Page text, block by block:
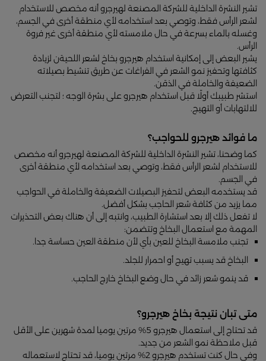
تشير النشرة الداخلية للشركة المصنعة لهيرجرو أنه مخصص للاستخدام
لشعر الرأس فقط، وتوصي بعد استخدامه لأي منطقة أخرى في الجسم،
وغسله بالماء بسرعة في حال ملامسته لأي منطقة أخرى غير فروة
الرأس.
يشير البعض إلى إمكانية استخدام هيرجرو بخاخ لشعر اللحيةن لزيادة
كثافتها وتحفيز نمو الشعر في الفراغات عن طريق تنشيط بصيلاته
الضعيفة والخاملة في الذقن.
استشر طبيبك أولًا قبل استخدام هيرجرو على بشرة الوجه ؛ لتجنب التعرض
للالتهابات أو التهيج.
ما فوائد هيرجرو للحواجب؟
كما وضحنا، تشير النشرة الداخلية للشركة المصنعة لهيرجرو أنه مخصص
للاستخدام لشعر الرأس فقط، وتوصي بعد استخدامه لأي منطقة أخرى
في الجسم.
قد يستخدمه البعض لتحفيز البصيلات الضعيفة والخاملة في الحواجب
مما يزيد من كثافة شعر الحاجب بشكل أفضل.
لا تفعل ذلك إلا بعد استشارة الطبيب، وانتبه إلى أن هناك بعض التحذيرات
المهمة مع استعمال البخاخ وتتضمن:
تجنب ملامسة البخاخ للعين بأي لأن منطقة العين حساسة جدا.
البخاخ قد يسبب تهيج أو احمرار للجلد.
قد ينمو شعر زائد في حال وضع البخاخ خارج الحاجب.
متى تبان نتيجة بخاخ هيرجرو؟
قد تحتاج إلى استعمال هيرجرو 5% مرتين يوميا لمدة شهرين على الأقل
قبل ملاحظة نمو الشعر من جديد.
وفي حال كنت تستخدم هيرجرو 2% مرتين يوميا، قد تحتاج لاستعماله